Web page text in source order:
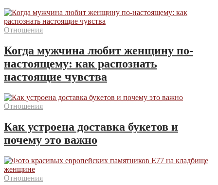
Отношения
Когда мужчина любит женщину по-
настоящему: как распознать
настоящие чувства
Отношения
Как устроена доставка букетов и
почему это важно
Отношения